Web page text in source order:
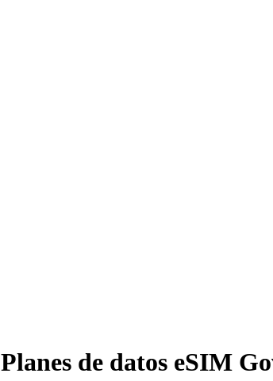
Planes de datos eSIM